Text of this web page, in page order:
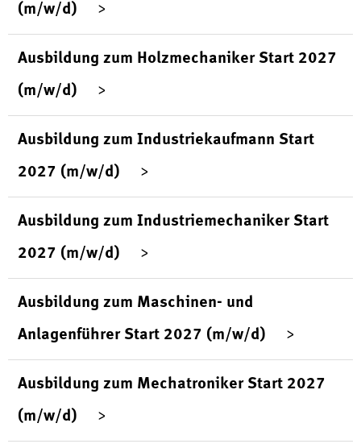
(m/w/d)
Ausbildung zum Holzmechaniker Start 2027
(m/w/d)
Ausbildung zum Industriekaufmann Start
2027 (m/w/d)
Ausbildung zum Industriemechaniker Start
2027 (m/w/d)
Ausbildung zum Maschinen- und
Anlagenführer Start 2027 (m/w/d)
Ausbildung zum Mechatroniker Start 2027
(m/w/d)